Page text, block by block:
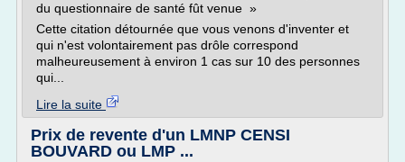
du questionnaire de santé fût venue »
Cette citation détournée que vous venons d'inventer et
qui n'est volontairement pas drôle correspond
malheureusement à environ 1 cas sur 10 des personnes
qui...
Lire la suite
Prix de revente d'un LMNP CENSI
BOUVARD ou LMP ...